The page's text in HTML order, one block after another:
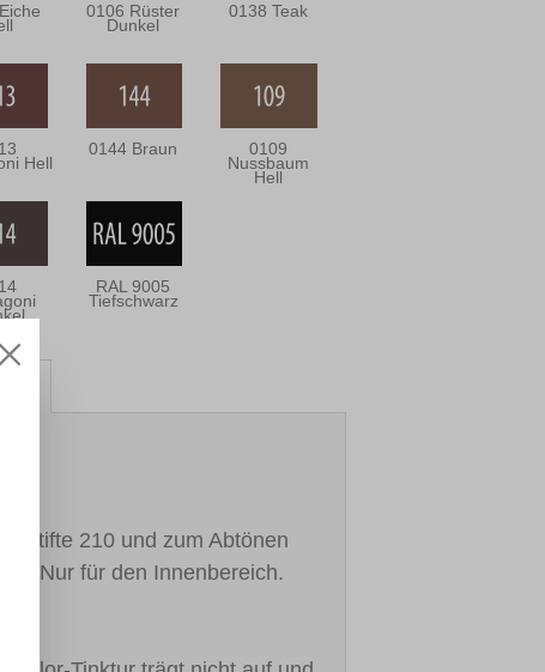
0106 Rüster
Dunkel
0138 Teak
Hell
0144 Braun 0109
Nussbaum
Hell
RAL 9005
Tiefschwarz
Stifte 210 und zum Abtönen
Nur für den Innenbereich.